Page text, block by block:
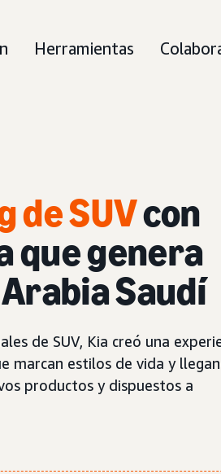
Herramientas
de SUVcon
que genera
Saudí
de SUV, Kia creó una
marcan estilos de vida y
productos y dispuestos a